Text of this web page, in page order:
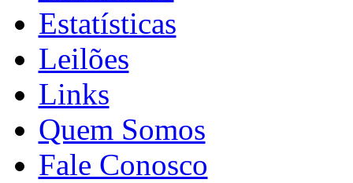
Estatísticas
Leilões
Links
Quem Somos
Fale Conosco